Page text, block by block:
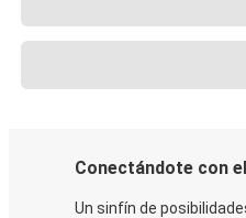
Conectándote con
Un sinfín de